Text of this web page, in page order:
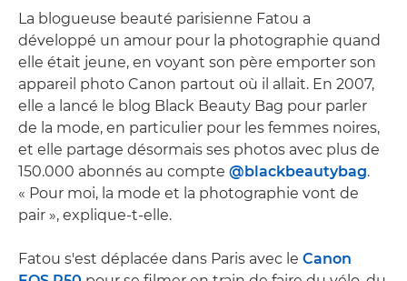
La blogueuse beauté parisienne Fatou a
développé un amour pour la photographie quand
elle était jeune, en voyant son père emporter son
appareil photo Canon partout où il allait. En 2007,
elle a lancé le blog Black Beauty Bag pour parler
de la mode, en particulier pour les femmes noires,
et elle partage désormais ses photos avec plus de
150.000 abonnés au compte @blackbeautybag.
« Pour moi, la mode et la photographie vont de
pair », explique-t-elle.
Fatou s'est déplacée dans Paris avec le Canon